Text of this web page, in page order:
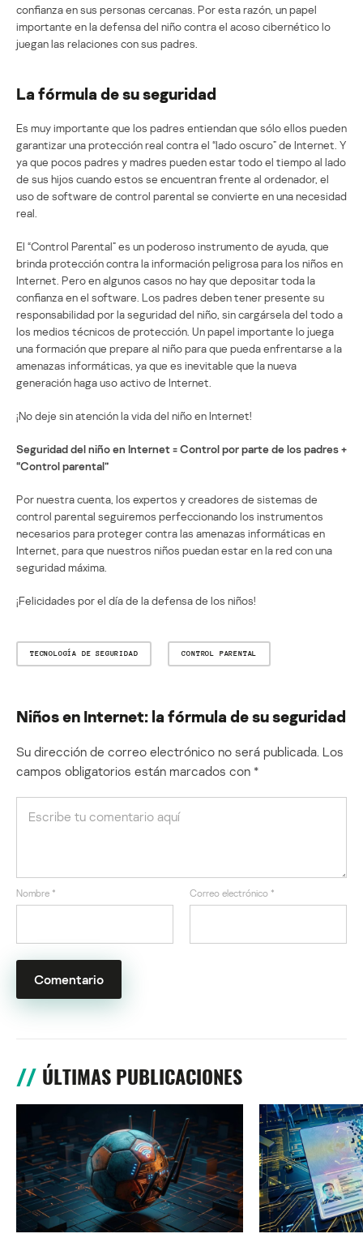
confianza en sus personas cercanas. Por esta razón, un papel
importante en la defensa del niño contra el acoso cibernético lo
juegan las relaciones con sus padres.
La fórmula de su seguridad
Es muy importante que los padres entiendan que sólo ellos pueden
garantizar una protección real contra el “lado oscuro” de Internet. Y
ya que pocos padres y madres pueden estar todo el tiempo al lado
de sus hijos cuando estos se encuentran frente al ordenador, el
uso de software de control parental se convierte en una necesidad
real.
El “Control Parental” es un poderoso instrumento de ayuda, que
brinda protección contra la información peligrosa para los niños en
Internet. Pero en algunos casos no hay que depositar toda la
confianza en el software. Los padres deben tener presente su
responsabilidad por la seguridad del niño, sin cargársela del todo a
los medios técnicos de protección. Un papel importante lo juega
una formación que prepare al niño para que pueda enfrentarse a la
amenazas informáticas, ya que es inevitable que la nueva
generación haga uso activo de Internet.
¡No deje sin atención la vida del niño en Internet!
Seguridad del niño en Internet = Control por parte de los padres +
“Control parental”
Por nuestra cuenta, los expertos y creadores de sistemas de
control parental seguiremos perfeccionando los instrumentos
necesarios para proteger contra las amenazas informáticas en
Internet, para que nuestros niños puedan estar en la red con una
seguridad máxima.
¡Felicidades por el día de la defensa de los niños!
TECNOLOGÍA DE SEGURIDAD CONTROL PARENTAL
Niños en Internet: la fórmula de su seguridad
Su dirección de correo electrónico no será publicada. Los
campos obligatorios están marcados con *
Nombre * Correo electrónico *
ÚLTIMAS PUBLICACIONES